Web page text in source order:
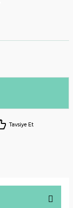
Tavsiye Et